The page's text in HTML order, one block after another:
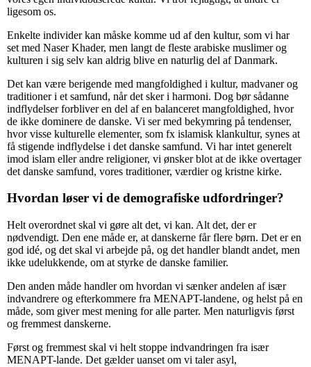
ligesom os.
Enkelte individer kan måske komme ud af den kultur, som vi har
set med Naser Khader, men langt de fleste arabiske muslimer og
kulturen i sig selv kan aldrig blive en naturlig del af Danmark.
Det kan være berigende med mangfoldighed i kultur, madvaner og
traditioner i et samfund, når det sker i harmoni. Dog bør sådanne
indflydelser forbliver en del af en balanceret mangfoldighed, hvor
de ikke dominere de danske. Vi ser med bekymring på tendenser,
hvor visse kulturelle elementer, som fx islamisk klankultur, synes at
få stigende indflydelse i det danske samfund. Vi har intet generelt
imod islam eller andre religioner, vi ønsker blot at de ikke overtager
det danske samfund, vores traditioner, værdier og kristne kirke.
Hvordan løser vi de demografiske udfordringer?
Helt overordnet skal vi gøre alt det, vi kan. Alt det, der er
nødvendigt. Den ene måde er, at danskerne får flere børn. Det er en
god idé, og det skal vi arbejde på, og det handler blandt andet, men
ikke udelukkende, om at styrke de danske familier.
Den anden måde handler om hvordan vi sænker andelen af især
indvandrere og efterkommere fra MENAPT-landene, og helst på en
måde, som giver mest mening for alle parter. Men naturligvis først
og fremmest danskerne.
Først og fremmest skal vi helt stoppe indvandringen fra især
MENAPT-lande. Det gælder uanset om vi taler asyl,